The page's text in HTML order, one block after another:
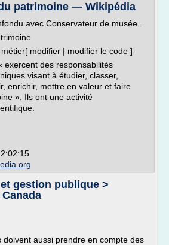
patrimoine — Wikipédia
avec Conservateur de musée .
modifier | modifier le code ]
exercent des responsabilités
visant à étudier, classer,
enrichir, mettre en valeur et faire
». Ils ont une activité
gestion publique >
doivent aussi prendre en compte des